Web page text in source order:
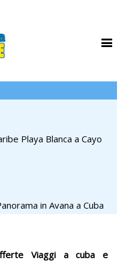
Playa Blanca a Cayo
in Avana a Cuba
Viaggi a cuba e